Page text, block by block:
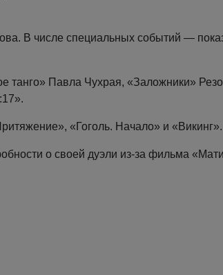
В числе специальных событий —
танго» Павла Чухрая, «Заложники» Резо
«Гоголь. Начало» и «Викинг».
о своей дуэли из-за фильма